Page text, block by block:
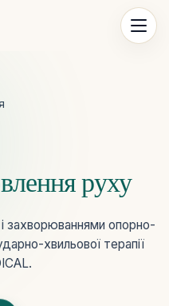
руху
захворюваннями опорно-
хвильової терапії